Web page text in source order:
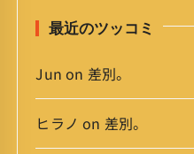
最近のツッコミ
Jun on 差別。
ヒラノ on 差別。